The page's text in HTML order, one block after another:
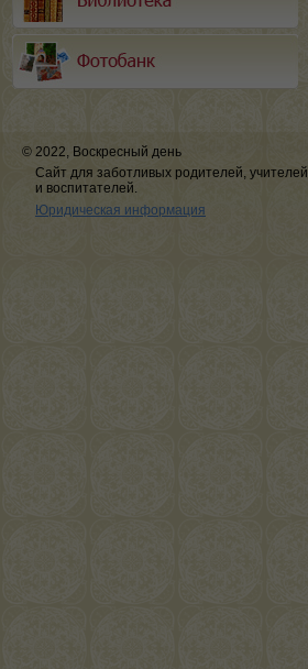
© 2022, Воскресный день
Сайт для заботливых родителей, учителей
и воспитателей.
Юридическая информация